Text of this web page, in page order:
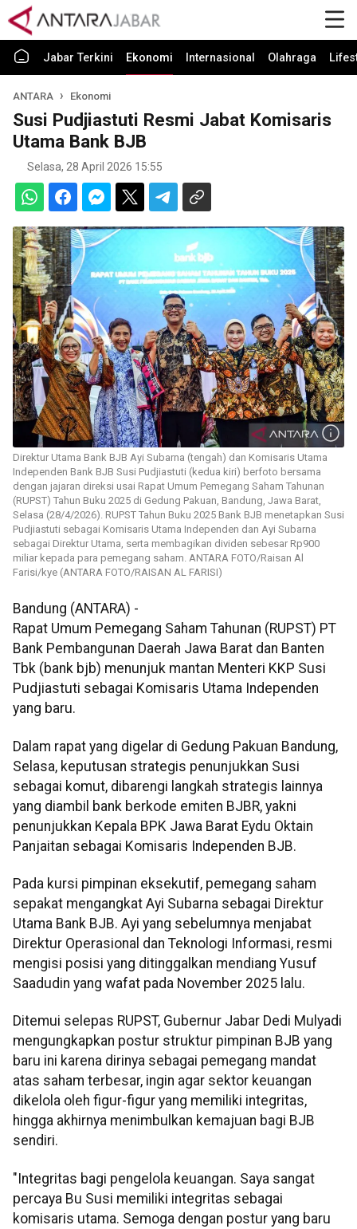
Jabar Terkini Ekonomi Internasional Olahraga
ANTARA Ekonomi
Susi Pudjiastuti Resmi Jabat Komisaris
Utama Bank BJB
Selasa, 28 April 2026 15:55
Direktur Utama Bank BJB Ayi Subarna (tengah) dan Komisaris Utama
Independen Bank BJB Susi Pudjiastuti (kedua kiri) berfoto bersama
dengan jajaran direksi usai Rapat Umum Pemegang Saham Tahunan
(RUPST) Tahun Buku 2025 di Gedung Pakuan, Bandung, Jawa Barat,
Selasa (28/4/2026). RUPST Tahun Buku 2025 Bank BJB menetapkan Susi
Pudjiastuti sebagai Komisaris Utama Independen dan Ayi Subarna
sebagai Direktur Utama, serta membagikan dividen sebesar Rp900
miliar kepada para pemegang saham. ANTARA FOTO/Raisan Al
Farisi/kye (ANTARA FOTO/RAISAN AL FARISI)
Bandung (ANTARA) -
Rapat Umum Pemegang Saham Tahunan (RUPST) PT
Bank Pembangunan Daerah Jawa Barat dan Banten
Tbk (bank bjb) menunjuk mantan Menteri KKP Susi
Pudjiastuti sebagai Komisaris Utama Independen
yang baru.
Dalam rapat yang digelar di Gedung Pakuan Bandung,
Selasa, keputusan strategis penunjukkan Susi
sebagai komut, dibarengi langkah strategis lainnya
yang diambil bank berkode emiten BJBR, yakni
penunjukkan Kepala BPK Jawa Barat Eydu Oktain
Panjaitan sebagai Komisaris Independen BJB.
Pada kursi pimpinan eksekutif, pemegang saham
sepakat mengangkat Ayi Subarna sebagai Direktur
Utama Bank BJB. Ayi yang sebelumnya menjabat
Direktur Operasional dan Teknologi Informasi, resmi
mengisi posisi yang ditinggalkan mendiang Yusuf
Saadudin yang wafat pada November 2025 lalu.
Ditemui selepas RUPST, Gubernur Jabar Dedi Mulyadi
mengungkapkan postur struktur pimpinan BJB yang
baru ini karena dirinya sebagai pemegang mandat
atas saham terbesar, ingin agar sektor keuangan
dikelola oleh figur-figur yang memiliki integritas,
hingga akhirnya menimbulkan kemajuan bagi BJB
sendiri.
"Integritas bagi pengelola keuangan. Saya sangat
percaya Bu Susi memiliki integritas sebagai
komisaris utama. Semoga dengan postur yang baru